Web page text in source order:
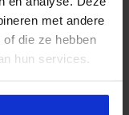
met andere
die ze hebben
hun services.
was er. Maar
van te
– de
vrijblijvendheid eraf